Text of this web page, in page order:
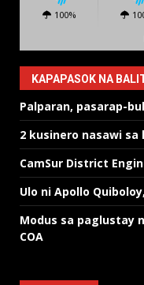
100%
KAPAPASOK NA
Palparan, pasarap-
2 kusinero nasawi
CamSur District
Ulo ni Apollo
Modus sa paglustay
COA